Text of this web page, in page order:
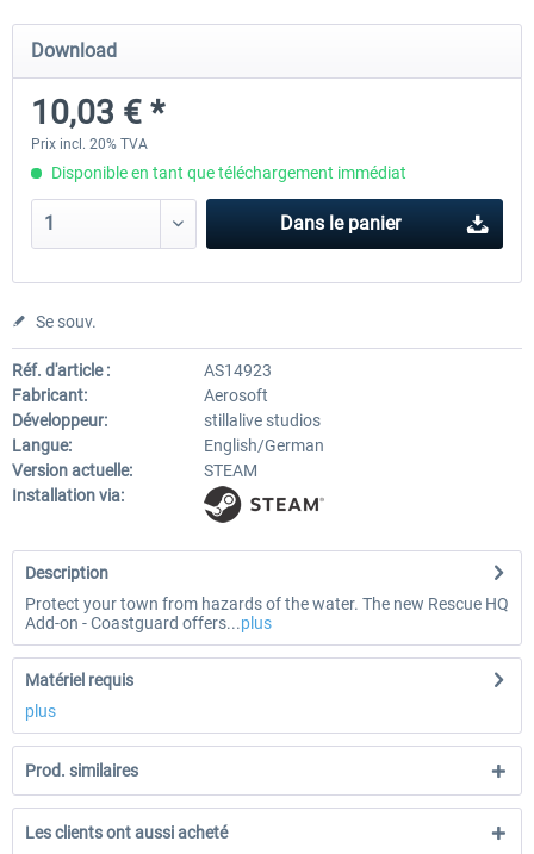
Global Rescue
25,20 € *
Emergency Call - The
Download
10,03 € *
Prix incl. 20% TVA
Disponible en tant que téléchargement immédiat
Dans le panier
Se souv.
Réf. d'article :
AS14923
Fabricant:
Aerosoft
Développeur:
stillalive studios
Langue:
English/German
Version actuelle:
STEAM
Installation via:
Description
Protect your town from hazards of the water. The new Rescue HQ
Add-on - Coastguard offers...plus
Matériel requis
plus
Prod. similaires
Les clients ont aussi acheté